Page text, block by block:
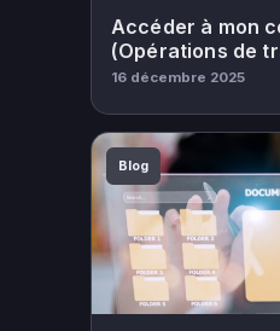
Accéder à mon
(Opérations de
16 décembre 2025
Blog